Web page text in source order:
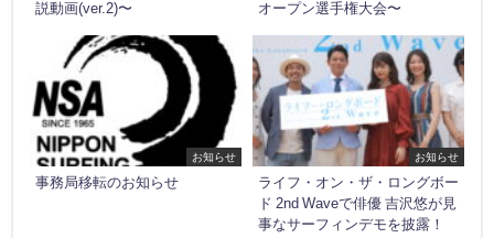
説動画(ver.2)〜
オープン選手権大会〜
お知らせ
事務局移転のお知らせ
お知らせ
ライフ・オン・ザ・ロングボー
ド 2nd Waveで俳優 吉沢悠が見
事なサーフィンデモを披露！